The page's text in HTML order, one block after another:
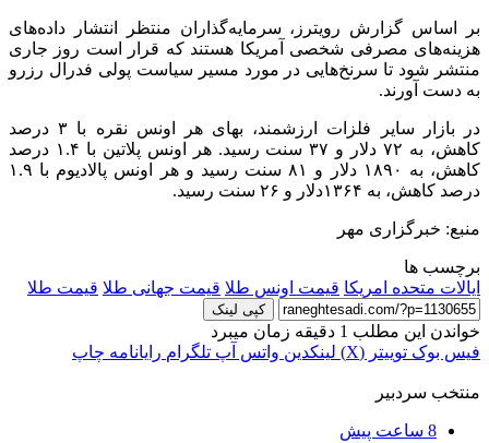
بر اساس گزارش رویترز، سرمایه‌گذاران منتظر انتشار داده‌های
هزینه‌های مصرفی شخصی آمریکا هستند که قرار است روز جاری
منتشر شود تا سرنخ‌هایی در مورد مسیر سیاست پولی فدرال رزرو
به دست آورند.
در بازار سایر فلزات ارزشمند، بهای هر اونس نقره با ۳ درصد
کاهش، به ۷۲ دلار و ۳۷ سنت رسید. هر اونس پلاتین با ۱.۴ درصد
کاهش، به ۱۸۹۰ دلار و ۸۱ سنت رسید و هر اونس پالادیوم با ۱.۹
درصد کاهش، به ۱۳۶۴دلار و ۲۶ سنت رسید.
منبع: خبرگزاری مهر
برچسب ها
ایالات متحده امریکا قیمت اونس طلا قیمت جهانی طلا قیمت طلا
کپی لینک
خواندن این مطلب 1 دقیقه زمان میبرد
فیس بوک توییتر (X) لینکدین واتس آپ تلگرام رایانامه چاپ
منتخب سردبیر
8 ساعت پیش